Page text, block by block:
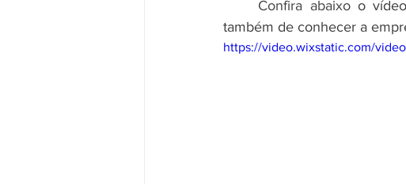
	Confira abaixo
o vídeo
também de conhecer a
https://video.wixstatic.com/